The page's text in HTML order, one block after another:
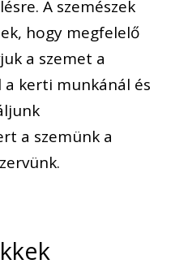
A szemészek
hogy megfelelő
a szemet a
kerti munkánál és
a szemünk a